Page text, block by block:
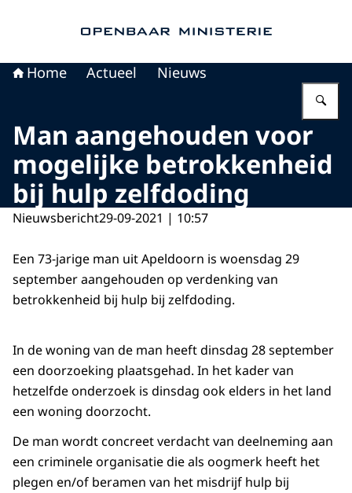
Home Actueel Nieuws
Man aangehouden voor
mogelijke betrokkenheid
bij hulp zelfdoding
Nieuwsbericht29-09-2021 | 10:57
Een 73-jarige man uit Apeldoorn is woensdag 29
september aangehouden op verdenking van
betrokkenheid bij hulp bij zelfdoding.
In de woning van de man heeft dinsdag 28 september
een doorzoeking plaatsgehad. In het kader van
hetzelfde onderzoek is dinsdag ook elders in het land
een woning doorzocht.
De man wordt concreet verdacht van deelneming aan
een criminele organisatie die als oogmerk heeft het
plegen en/of beramen van het misdrijf hulp bij